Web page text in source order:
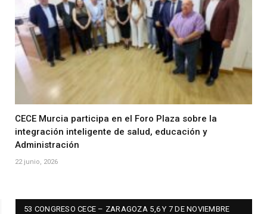
CECE Murcia participa en el Foro Plaza sobre la
integración inteligente de salud, educación y
Administración
22 junio, 2026
53 CONGRESO CECE – ZARAGOZA 5,6 Y 7 DE NOVIEMBRE